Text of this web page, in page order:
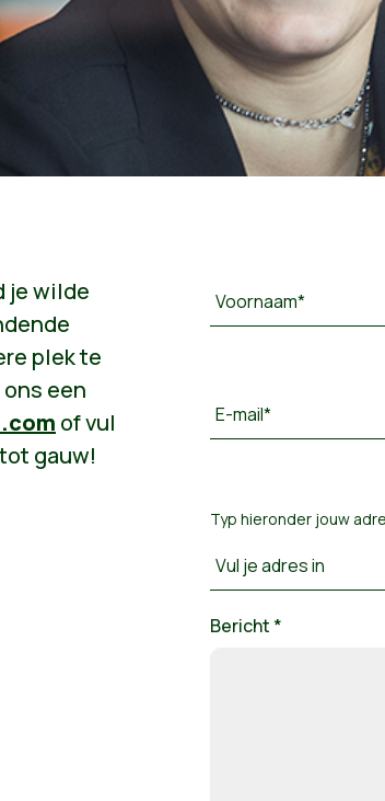
je wilde
plek te
een
of vul
gauw!
Voornaam*
E-mail*
Typ hieronder jouw
Vul je adres in
Bericht *